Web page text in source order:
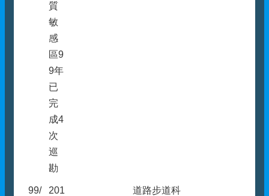
質
敏
感
區9
9年
已
完
成4
次
巡
勘
99/
201
道路步道科